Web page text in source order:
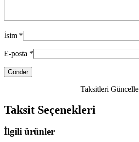
İsim *
E-posta *
Taksitleri Güncelle
Taksit Seçenekleri
İlgili ürünler